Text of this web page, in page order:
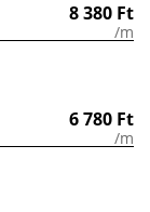
8 380 Ft
/m
6 780 Ft
/m